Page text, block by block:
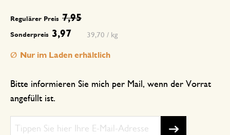
Sonderpreis 3,97
Regulärer Preis 7,95
39,70 / kg
Bitte informieren Sie mich per Mail, wenn der Vorrat
angefüllt ist.
Nur im Laden erhältlich